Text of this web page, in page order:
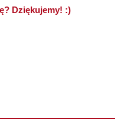
Dziękujemy! :)